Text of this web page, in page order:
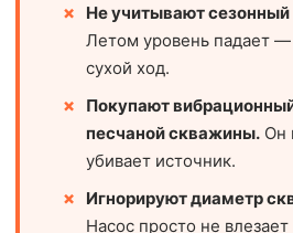
Не учитывают
Летом уровень падает —
сухой ход.
Покупают
песчаной скважины. Он
убивает источник.
Игнорируют диаметр
Насос просто не